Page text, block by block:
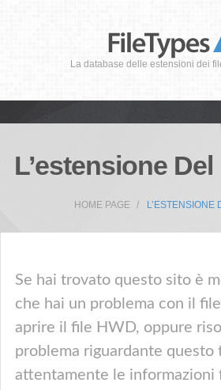
La database delle estensioni dei
L’estensione Del
HOME PAGE L’ESTENSIONE
Se hai trovato questo sito è
che hai un problema con il
aprire il file HWD, oppure
problema riguardante questo
attentamente le informazioni